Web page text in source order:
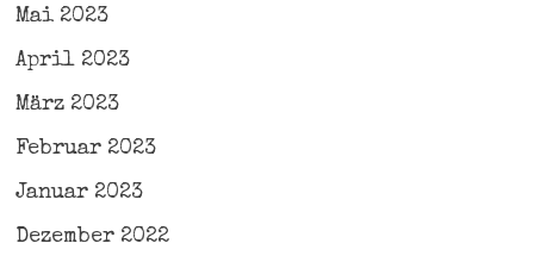
Mai 2023
April 2023
März 2023
Februar 2023
Januar 2023
Dezember 2022